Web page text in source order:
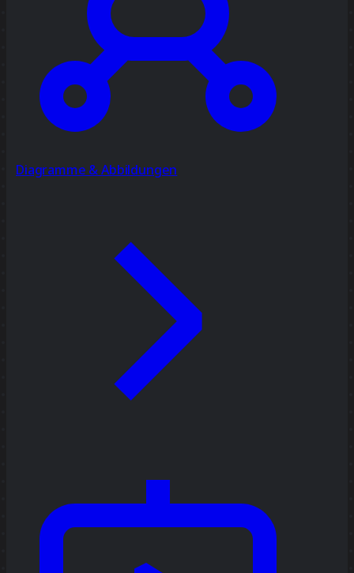
Diagramme & Abbildungen